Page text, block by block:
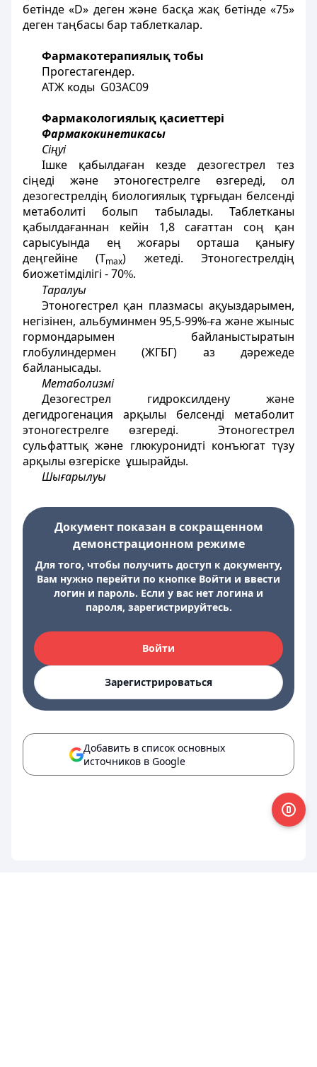
бетінде «D» деген және басқа жақ бетінде «75»
деген таңбасы бар таблеткалар.
Фармакотерапиялық тобы
Прогестагендер.
АТЖ коды G03AC09
Фармакологиялық қасиеттері
Фармакокинетикасы
Сіңуі
Ішке қабылдаған кезде дезогестрел тез
сіңеді және этоногестрелге өзгереді, ол
дезогестрелдің биологиялық тұрғыдан белсенді
метаболиті болып табылады. Таблетканы
қабылдағаннан кейін 1,8 сағаттан соң қан
сарысуында ең жоғары орташа қанығу
деңгейіне (Тmах) жетеді. Этоногестрелдің
биожетімділігі - 70%.
Таралуы
Этоногестрел қан плазмасы ақуыздарымен,
негізінен, альбуминмен 95,5-99%-ға және жыныс
гормондарымен байланыстыратын
глобулиндермен (ЖГБГ) аз дәрежеде
байланысады.
Метаболизмі
Дезогестрел гидроксилдену және
дегидрогенация арқылы белсенді метаболит
этоногестрелге өзгереді. Этоногестрел
сульфаттық және глюкуронидті конъюгат түзу
арқылы өзгеріске ұшырайды.
Шығарылуы
Документ показан в сокращенном
демонстрационном режиме
Для того, чтобы получить доступ к документу,
Вам нужно перейти по кнопке Войти и ввести
логин и пароль. Если у вас нет логина и
пароля, зарегистрируйтесь.
Войти
Зарегистрироваться
Добавить в список основных
источников в Google